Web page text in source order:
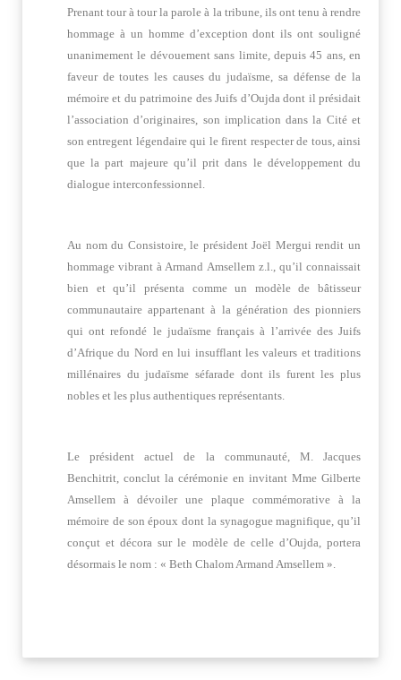
Prenant tour à tour la parole à la tribune, ils ont tenu à rendre
hommage à un homme d’exception dont ils ont souligné
unanimement le dévouement sans limite, depuis 45 ans, en
faveur de toutes les causes du judaïsme, sa défense de la
mémoire et du patrimoine des Juifs d’Oujda dont il présidait
l’association d’originaires, son implication dans la Cité et
son entregent légendaire qui le firent respecter de tous, ainsi
que la part majeure qu’il prit dans le développement du
dialogue interconfessionnel.
Au nom du Consistoire, le président Joël Mergui rendit un
hommage vibrant à Armand Amsellem z.l., qu’il connaissait
bien et qu’il présenta comme un modèle de bâtisseur
communautaire appartenant à la génération des pionniers
qui ont refondé le judaïsme français à l’arrivée des Juifs
d’Afrique du Nord en lui insufflant les valeurs et traditions
millénaires du judaïsme séfarade dont ils furent les plus
nobles et les plus authentiques représentants.
Le président actuel de la communauté, M. Jacques
Benchitrit, conclut la cérémonie en invitant Mme Gilberte
Amsellem à dévoiler une plaque commémorative à la
mémoire de son époux dont la synagogue magnifique, qu’il
conçut et décora sur le modèle de celle d’Oujda, portera
désormais le nom : « Beth Chalom Armand Amsellem ».